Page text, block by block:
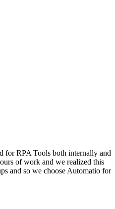
for RPA Tools both internally and
of work and we realized this
and so we choose Automatio for